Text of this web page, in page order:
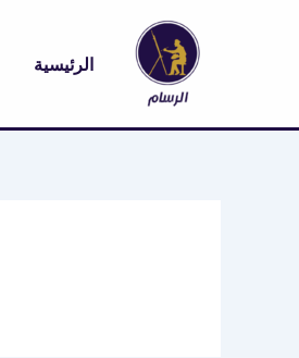
الرئيسية